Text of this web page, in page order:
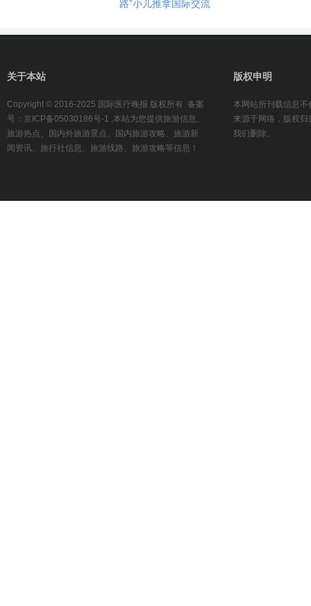
路”小儿推拿国际交流
关于本站
Copyright © 2016-2025 国际医疗晚报 版权所有 备案
号：京ICP备05030186号-1 ,本站为您提供旅游信息、
旅游热点、国内外旅游景点、国内旅游攻略、旅游新
闻资讯、旅行社信息、旅游线路、旅游攻略等信息！
版权申明
本网站所刊载信息
来源于网络，版权
我们删除。